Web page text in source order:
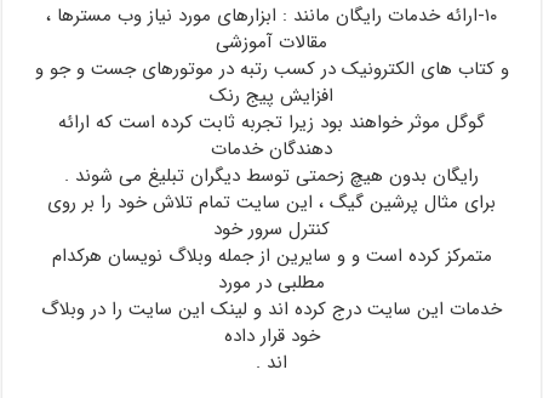
۱۰-ارائه خدمات رایگان مانند : ابزارهای مورد نیاز وب مسترها ،
مقالات آموزشی
و کتاب های الکترونیک در کسب رتبه در موتورهای جست و جو و
افزایش پیج رنک
گوگل موثر خواهند بود زیرا تجربه ثابت کرده است که ارائه
دهندگان خدمات
رایگان بدون هیچ زحمتی توسط دیگران تبلیغ می شوند .
برای مثال پرشین گیگ ، این سایت تمام تلاش خود را بر روی
کنترل سرور خود
متمرکز کرده است و و سایرین از جمله وبلاگ نویسان هرکدام
مطلبی در مورد
خدمات این سایت درج کرده اند و لینک این سایت را در وبلاگ
خود قرار داده
اند .